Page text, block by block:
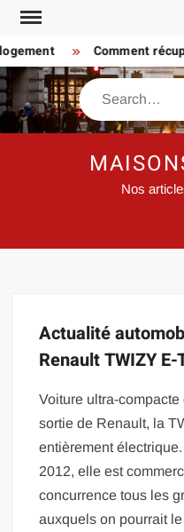
Skip
content
Comment
Search
Nos
Actualité
Renault TWIZY
Voiture ultra-
sortie de Renault, la
entièrement
2012, elle est
concurrence tous les
auxquels on pourrait